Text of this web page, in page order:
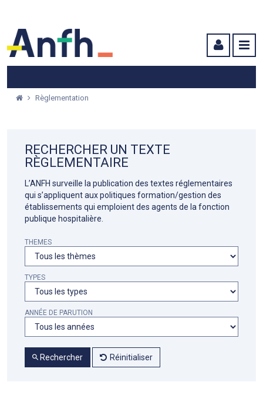
Règlementation
RECHERCHER UN TEXTE
RÈGLEMENTAIRE
L’ANFH surveille la publication des textes réglementaires
qui s’appliquent aux politiques formation/gestion des
établissements qui emploient des agents de la fonction
publique hospitalière.
THEMES
TYPES
ANNÉE DE PARUTION
Rechercher Réinitialiser